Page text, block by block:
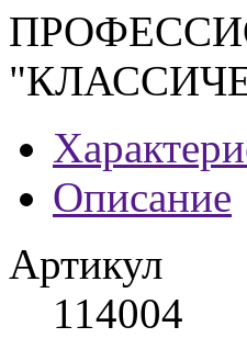
Описание
Артикул
114004